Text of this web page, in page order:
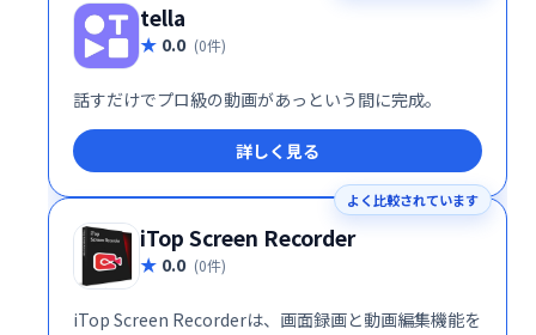
tella
0.0 (0件)
話すだけでプロ級の動画があっという間に完成。
詳しく見る
よく比較されています
iTop Screen Recorder
0.0 (0件)
iTop Screen Recorderは、画面録画と動画編集機能を